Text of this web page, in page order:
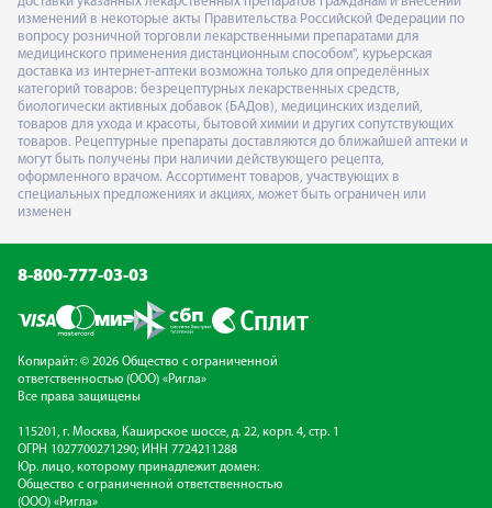
изменений в некоторые акты Правительства Российской Федерации по
вопросу розничной торговли лекарственными препаратами для
медицинского применения дистанционным способом", курьерская
доставка из интернет-аптеки возможна только для определённых
категорий товаров: безрецептурных лекарственных средств,
биологически активных добавок (БАДов), медицинских изделий,
товаров для ухода и красоты, бытовой химии и других сопутствующих
товаров. Рецептурные препараты доставляются до ближайшей аптеки и
могут быть получены при наличии действующего рецепта,
оформленного врачом. Ассортимент товаров, участвующих в
специальных предложениях и акциях, может быть ограничен или
изменен
8-800-777-03-03
Копирайт: © 2026 Общество с ограниченной
ответственностью (ООО) «Ригла»
Все права защищены
115201, г. Москва, Каширское шоссе, д. 22, корп. 4, стр. 1
ОГРН 1027700271290; ИНН 7724211288
Юр. лицо, которому принадлежит домен:
Общество с ограниченной ответственностью
(ООО) «Ригла»